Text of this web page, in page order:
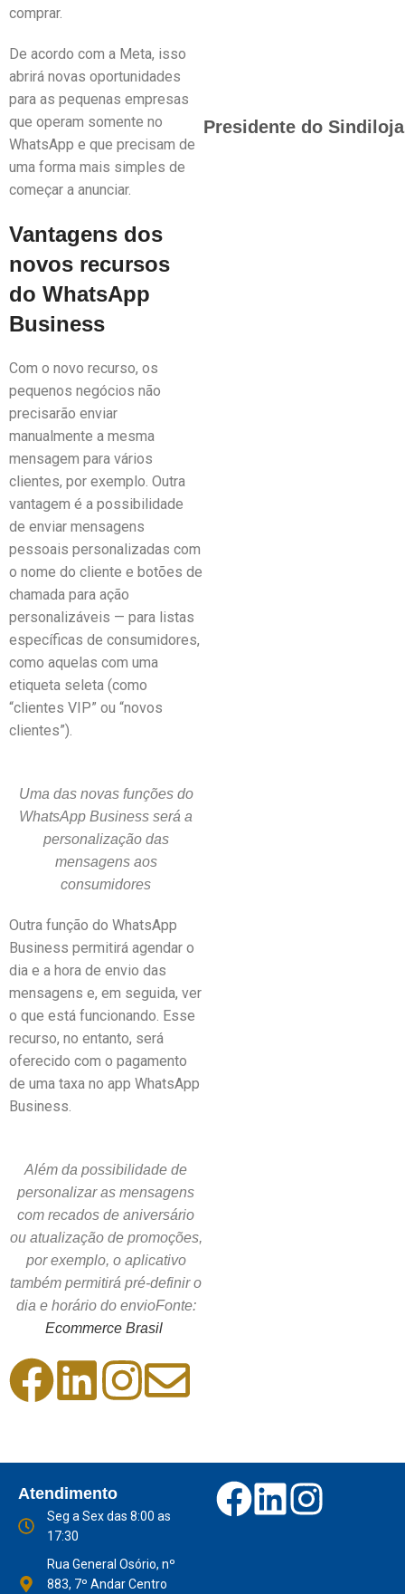
comprar.
De acordo com a Meta, isso
abrirá novas oportunidades
para as pequenas empresas
que operam somente no
WhatsApp e que precisam de
uma forma mais simples de
começar a anunciar.
Vantagens dos
novos recursos
do WhatsApp
Business
Com o novo recurso, os
pequenos negócios não
precisarão enviar
manualmente a mesma
mensagem para vários
clientes, por exemplo. Outra
vantagem é a possibilidade
de enviar mensagens
pessoais personalizadas com
o nome do cliente e botões de
chamada para ação
personalizáveis — para listas
específicas de consumidores,
como aquelas com uma
etiqueta seleta (como
“clientes VIP” ou “novos
clientes”).
Uma das novas funções do
WhatsApp Business será a
personalização das
mensagens aos
consumidores
Outra função do WhatsApp
Business permitirá agendar o
dia e a hora de envio das
mensagens e, em seguida, ver
o que está funcionando. Esse
recurso, no entanto, será
oferecido com o pagamento
de uma taxa no app WhatsApp
Business.
Além da possibilidade de
personalizar as mensagens
com recados de aniversário
ou atualização de promoções,
por exemplo, o aplicativo
também permitirá pré-definir o
dia e horário do envioFonte:
Ecommerce Brasil
Presidente do
Atendimento
Seg a Sex das 8:00 as
17:30
Rua General Osório, nº
883, 7º Andar Centro